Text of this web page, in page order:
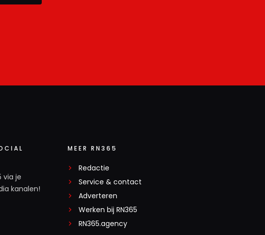
via je
kanalen!
MEER RN365
Redactie
Service & contact
Adverteren
Werken bij RN365
RN365.agency